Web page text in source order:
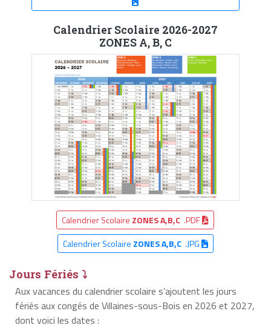
Calendrier Scolaire 2026-2027
ZONES A, B, C
Calendrier Scolaire ZONES A,B,C .PDF
Calendrier Scolaire ZONES A,B,C.JPG
Jours Fériés ⤵
Aux vacances du calendrier scolaire s’ajoutent les jours
fériés aux congés de Villaines-sous-Bois en 2026 et 2027,
dont voici les dates :